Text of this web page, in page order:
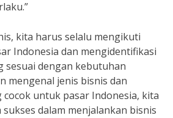
kita harus selalu mengikuti
Indonesia dan mengidentifikasi
sesuai dengan kebutuhan
mengenal jenis bisnis dan
cocok untuk pasar Indonesia, kita
dalam menjalankan bisnis